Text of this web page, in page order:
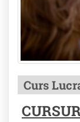
Curs